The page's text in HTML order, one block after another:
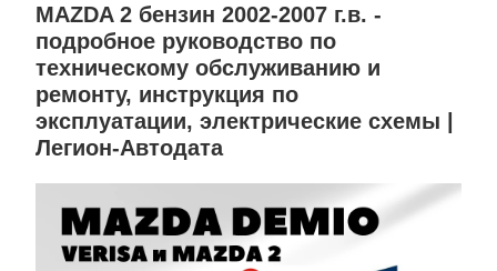
MAZDA 2 бензин 2002-2007 г.в. -
подробное руководство по
техническому обслуживанию и
ремонту, инструкция по
эксплуатации, электрические схемы |
Легион-Aвтодата